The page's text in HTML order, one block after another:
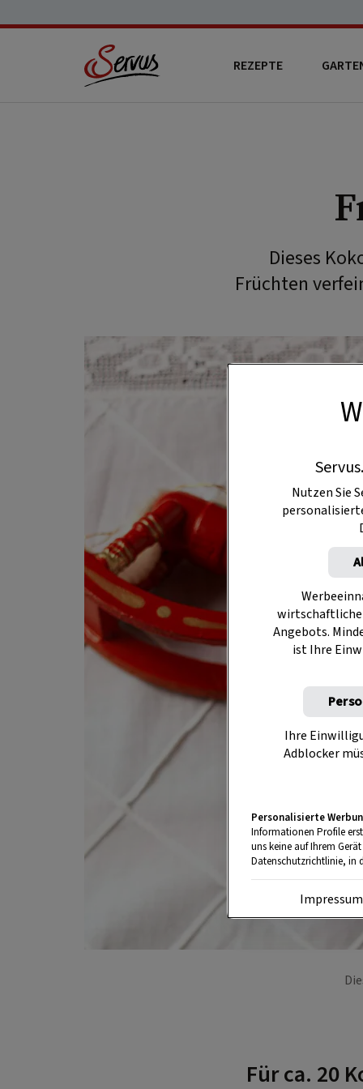
REZEPTE
Dieses
Früchten
Für ca. 20
Nutzen Sie
Angebots.
ist Ihre
Ihre
Adblocker
Personalisierte
Informationen Profile
uns keine auf Ihrem
Datenschutzrichtlinie, in
Impressum